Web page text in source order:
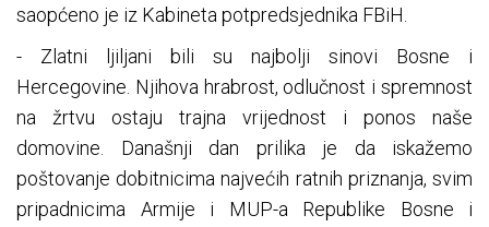
saopćeno je iz Kabineta potpredsjednika FBiH.
- Zlatni ljiljani bili su najbolji sinovi Bosne i
Hercegovine. Njihova hrabrost, odlučnost i spremnost
na žrtvu ostaju trajna vrijednost i ponos naše
domovine. Današnji dan prilika je da iskažemo
poštovanje dobitnicima najvećih ratnih priznanja, svim
pripadnicima Armije i MUP-a Republike Bosne i